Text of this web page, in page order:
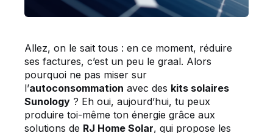
Allez, on le sait tous : en ce moment, réduire
ses factures, c’est un peu le graal. Alors
pourquoi ne pas miser sur
l’autoconsommation avec des kits solaires
Sunology ? Eh oui, aujourd’hui, tu peux
produire toi-même ton énergie grâce aux
solutions de RJ Home Solar, qui propose les